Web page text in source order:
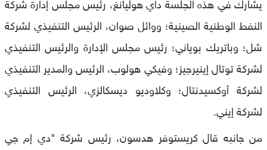
النفط الوطنية الصينية؛ ووائل صوان، الرئيس التنفيذي لشركة
شل؛ وباتريك بوياني؛ رئيس مجلس الإدارة والرئيس التنفيذي
لشركة توتال إينيرجيز؛ وفيكي هولوب، الرئيس والمدير التنفيذي
لشركة أوكسيدنتال؛ وكلاوديو ديسكالزي، الرئيس التنفيذي
لشركة إيني.
من جانبه قال كريستوفر هدسون، رئيس شركة "دي إم جي